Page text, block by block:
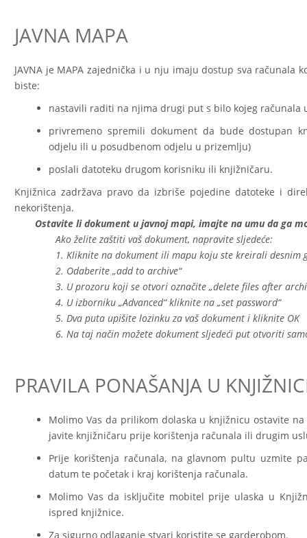
JAVNA MAPA
JAVNA je MAPA zajednička i u nju imaju dostup sva računala
biste:
nastavili raditi na njima drugi put s bilo kojeg računala
privremeno spremili dokument da bude dostupan
odjelu ili u posudbenom odjelu u prizemlju)
poslali datoteku drugom korisniku ili knjižničaru.
Knjižnica zadržava pravo da izbriše pojedine datoteke i
nekorištenja.
Ostavite li dokument u javnoj mapi, imajte na umu da ga
Ako želite zaštiti vaš dokument, napravite sljedeće:
1. Kliknite na dokument ili mapu koju ste kreirali desnim
2. Odaberite „add to archive“
3. U prozoru koji se otvori označite „delete files after
4. U izborniku „Advanced“ kliknite na „set password“
5. Dva puta upišite lozinku za vaš dokument i kliknite OK
6. Na taj način možete dokument sljedeći put otvoriti
PRAVILA PONAŠANJA U
Molimo Vas da prilikom dolaska u knjižnicu ostavite
javite knjižničaru prije korištenja računala ili drugim
Prije korištenja računala, na glavnom pultu uzmite
datum te početak i kraj korištenja računala.
Molimo Vas da isključite mobitel prije ulaska u
ispred knjižnice.
Za sigurno odlaganje stvari koristite se garderobom.